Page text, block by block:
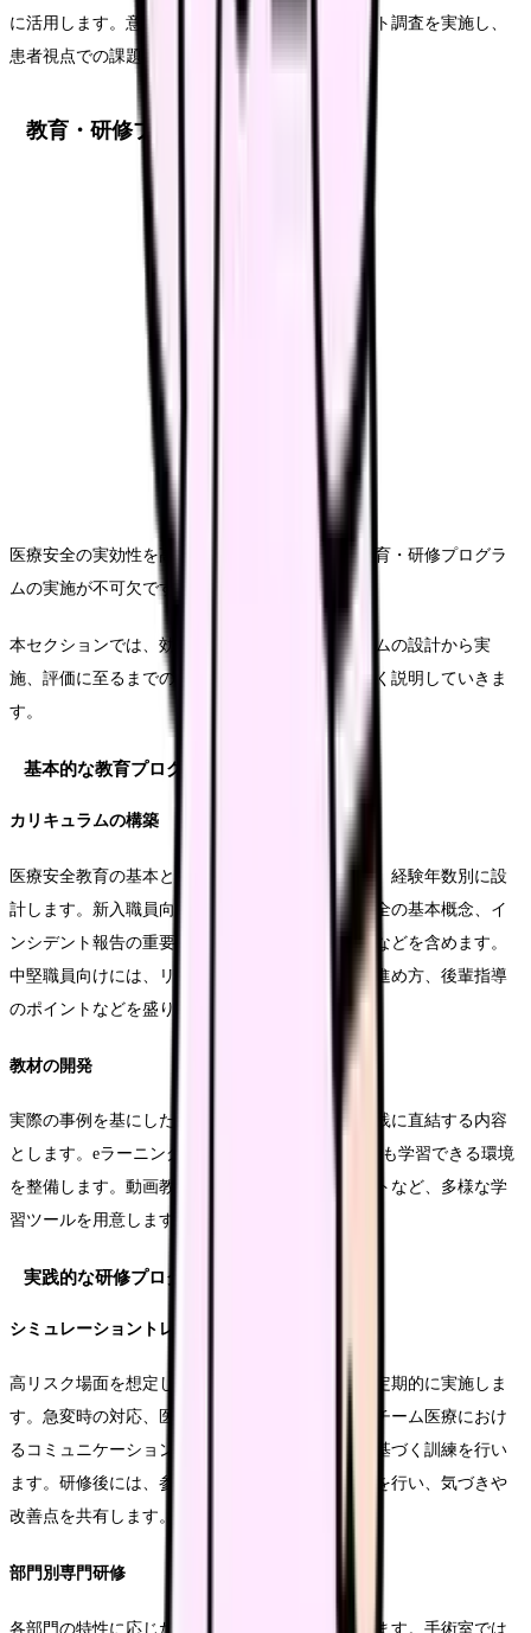
に活用します。意見箱の設置や定期的なアンケート調査を実施し、
患者視点での課題把握を行います。
教育・研修プログラムの強化
医療安全の実効性を高めるためには、継続的な教育・研修プログラ
ムの実施が不可欠です。
本セクションでは、効果的な教育・研修プログラムの設計から実
施、評価に至るまでの具体的な方法について詳しく説明していきま
す。
基本的な教育プログラムの設計
カリキュラムの構築
医療安全教育の基本となるカリキュラムを職種別、経験年数別に設
計します。新入職員向けの基礎研修では、医療安全の基本概念、イ
ンシデント報告の重要性、基本的な安全確認手順などを含めます。
中堅職員向けには、リスク分析手法、改善活動の進め方、後輩指導
のポイントなどを盛り込みます。
教材の開発
実際の事例を基にした教材を作成し、現場での実践に直結する内容
とします。eラーニングシステムを活用し、いつでも学習できる環境
を整備します。動画教材や実技演習用の教材キットなど、多様な学
習ツールを用意します。
実践的な研修プログラムの実施
シミュレーショントレーニング
高リスク場面を想定したシミュレーション研修を定期的に実施しま
す。急変時の対応、医療機器トラブルへの対処、チーム医療におけ
るコミュニケーションなど、実践的なシナリオに基づく訓練を行い
ます。研修後には、参加者間でディスカッションを行い、気づきや
改善点を共有します。
部門別専門研修
各部門の特性に応じた専門的な安全研修を実施します。手術室では